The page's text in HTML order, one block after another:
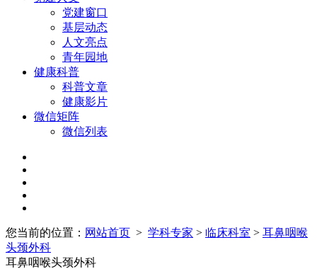
党建窗口
基层动态
人文亮点
青年园地
健康科普
科普文章
健康影片
微信矩阵
微信列表
您当前的位置： 网站首页 > 学科专家 > 临床科室 > 耳鼻咽喉
头颈外科
耳鼻咽喉头颈外科